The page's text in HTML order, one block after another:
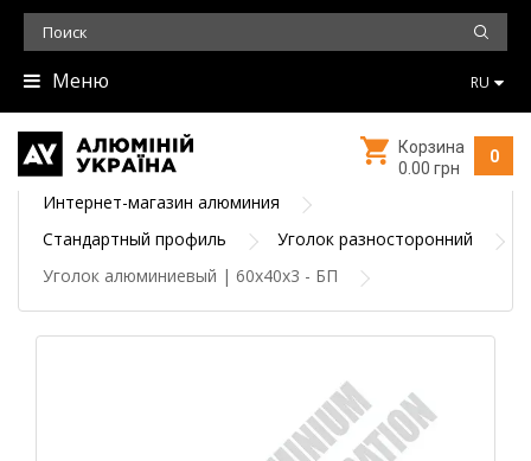
Меню RU
0
Корзина
0.00 грн
Интернет-магазин алюминия
Стандартный профиль
Уголок разносторонний
Уголок алюминиевый | 60х40х3 - БП